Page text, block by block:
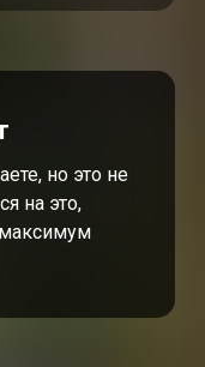
но это не
на это,
максимум